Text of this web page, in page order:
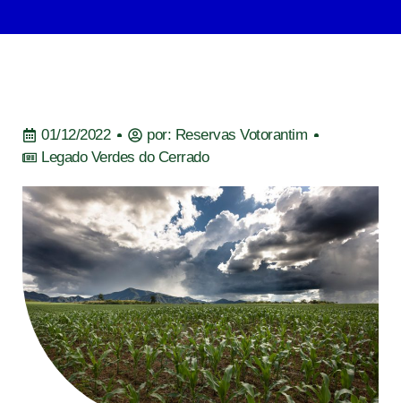
01/12/2022 por: Reservas Votorantim
Legado Verdes do Cerrado